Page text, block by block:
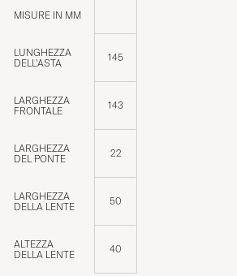
MISURE IN MM
LUNGHEZZA
DELL'ASTA
145
LARGHEZZA
FRONTALE
143
LARGHEZZA
DEL PONTE
22
LARGHEZZA
DELLA LENTE
50
ALTEZZA
DELLA LENTE
40